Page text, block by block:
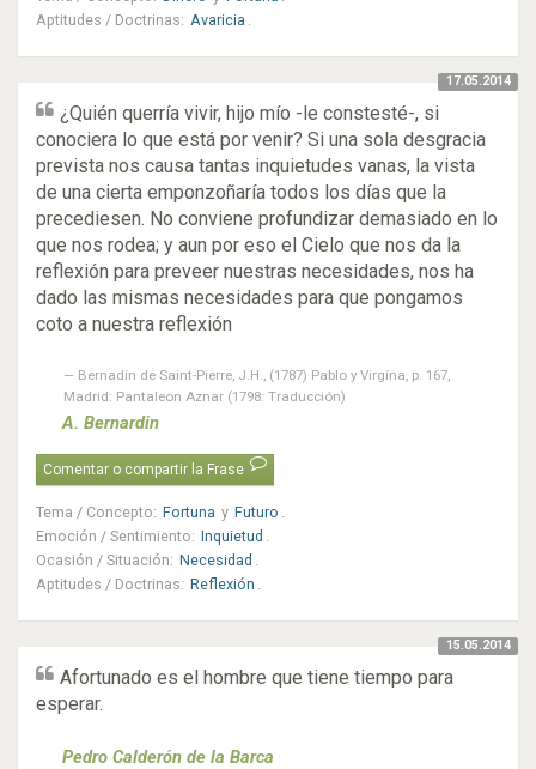
Aptitudes / Doctrinas: Avaricia
17.05.2014
¿Quién querría vivir, hijo mío -le constesté-, si
conociera lo que está por venir? Si una sola desgracia
prevista nos causa tantas inquietudes vanas, la vista
de una cierta emponzoñaría todos los días que la
precediesen. No conviene profundizar demasiado en lo
que nos rodea; y aun por eso el Cielo que nos da la
reflexión para preveer nuestras necesidades, nos ha
dado las mismas necesidades para que pongamos
coto a nuestra reflexión
Bernadín de Saint-Pierre, J.H., (1787) Pablo y Virgína, p. 167,
Madrid: Pantaleon Aznar (1798: Traducción)
A. Bernardin
Comentar o compartir la Frase
Tema / Concepto: Fortuna y Futuro
Emoción / Sentimiento: Inquietud
Ocasión / Situación: Necesidad
Aptitudes / Doctrinas: Reflexión
15.05.2014
Afortunado es el hombre que tiene tiempo para
esperar.
Pedro Calderón de la Barca